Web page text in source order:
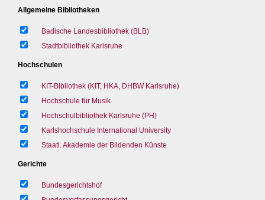
Allgemeine Bibliotheken
Badische Landesbibliothek (BLB)
Stadtbibliothek Karlsruhe
Hochschulen
KIT-Bibliothek (KIT, HKA, DHBW Karlsruhe)
Hochschule für Musik
Hochschulbibliothek Karlsruhe (PH)
Karlshochschule International University
Staatl. Akademie der Bildenden Künste
Gerichte
Bundesgerichtshof